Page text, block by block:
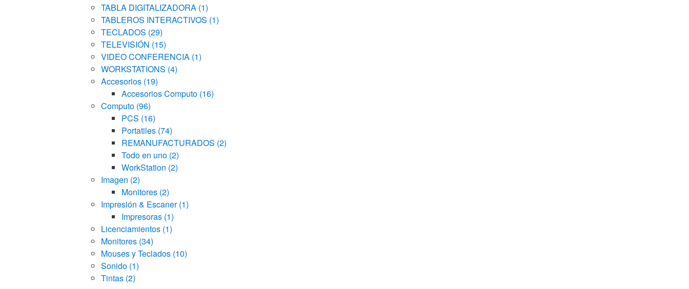
TABLA DIGITALIZADORA (1)
TABLEROS INTERACTIVOS (1)
TECLADOS (29)
TELEVISIÓN (15)
VIDEO CONFERENCIA (1)
WORKSTATIONS (4)
Accesorios (19)
Accesorios Computo (16)
Computo (96)
PCS (16)
Portatiles (74)
REMANUFACTURADOS (2)
Todo en uno (2)
WorkStation (2)
Imagen (2)
Monitores (2)
Impresión & Escaner(1)
Impresoras (1)
Licenciamientos (1)
Monitores (34)
Mouses y Teclados (10)
Sonido (1)
Tintas (2)